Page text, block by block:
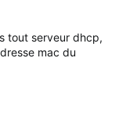
tout serveur dhcp,
mac du